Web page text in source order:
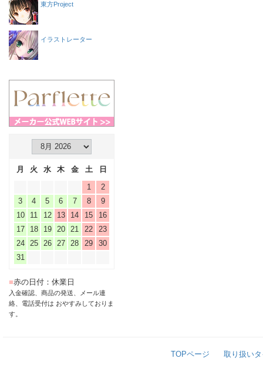
東方Project
イラストレーター
月 火 水 木 金 土
日
1
2
3
4 5 6 7 8
9
10
11 12 13 14 15
16
17
18 19 20 21 22
23
24
25 26 27 28 29
30
31
■赤の日付：休業日
入金確認、商品の発送、メール連
絡、電話受付は おやすみしておりま
す。
TOPページ 取り扱い